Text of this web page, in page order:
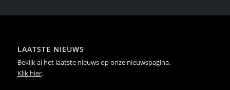
LAATSTE NIEUWS
Bekijk al het laatste nieuws op onze nieuwspagina.
Klik hier.